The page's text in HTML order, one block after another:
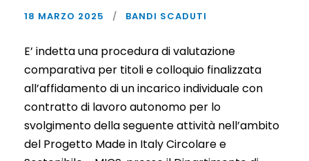
18 MARZO 2025 BANDI SCADUTI
E’ indetta una procedura di valutazione
comparativa per titoli e colloquio finalizzata
all’affidamento di un incarico individuale con
contratto di lavoro autonomo per lo
svolgimento della seguente attività nell’ambito
del Progetto Made in Italy Circolare e